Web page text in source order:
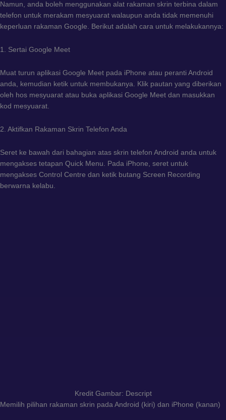
Namun, anda boleh menggunakan alat rakaman skrin terbina dalam
telefon untuk merakam mesyuarat walaupun anda tidak memenuhi
keperluan rakaman Google. Berikut adalah cara untuk melakukannya:
1. Sertai Google Meet
Muat turun aplikasi Google Meet pada iPhone atau peranti Android
anda, kemudian ketik untuk membukanya. Klik pautan yang diberikan
oleh hos mesyuarat atau buka aplikasi Google Meet dan masukkan
kod mesyuarat.
2. Aktifkan Rakaman Skrin Telefon Anda
Seret ke bawah dari bahagian atas skrin telefon Android anda untuk
mengakses tetapan Quick Menu. Pada iPhone, seret untuk
mengakses Control Centre dan ketik butang Screen Recording
berwarna kelabu.
Kredit Gambar: Descript
Memilih pilihan rakaman skrin pada Android (kiri) dan iPhone (kanan)